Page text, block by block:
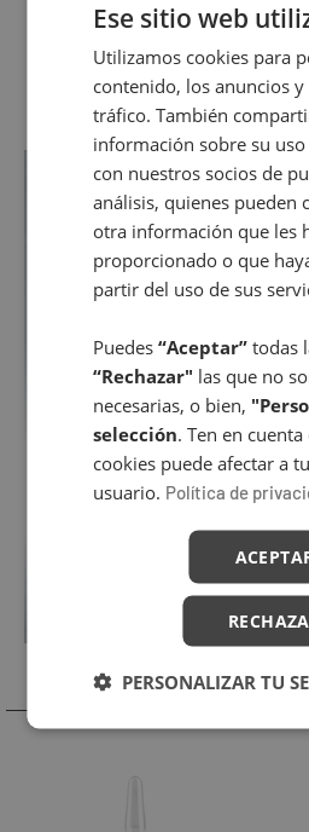
Productos
Ese sitio web
Utilizamos cookies para
contenido, los anuncios
tráfico. También
información sobre su
con nuestros socios de
análisis, quienes pueden
otra información que les
proporcionado o que
partir del uso de sus
Puedes“Aceptar” todas
“Rechazar" las que no
necesarias, o bien,
selección. Ten en
cookies puede afectar a
usuario. Política de
PERSONALIZAR TU